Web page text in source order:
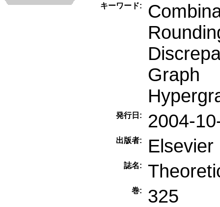
キーワード:
Graph
発行日: 2004-
出版者: Elsevier
誌名:
巻: 325